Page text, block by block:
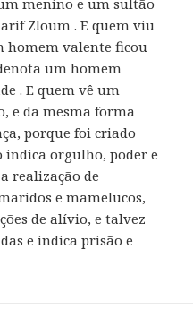
Zloum . E quem viu
homem valente ficou
um homem
. E quem vê um
e da mesma forma
porque foi criado
indica orgulho, poder e
realização de
e mamelucos,
de alívio, e talvez
e indica prisão e